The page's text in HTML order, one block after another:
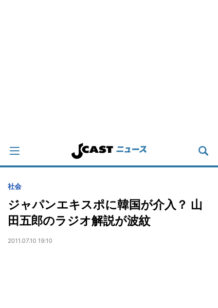
社会
ジャパンエキスポに韓国が介入？ 山
田五郎のラジオ解説が波紋
2011.07.10 19:10